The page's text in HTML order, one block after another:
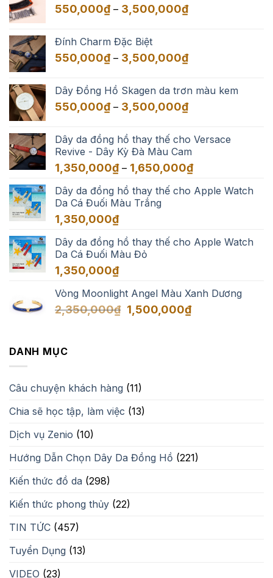
550,000₫ – 3,500,000₫Khoảng
đến
Đính Charm Đặc Biệt
550,000₫ – 3,500,000₫Khoảng
550,000₫
đến
Dây Đồng Hồ Skagen da trơn màu kem
550,000₫ – 3,500,000₫Khoảng
550,000₫
đến
3,500,000₫
Dây da đồng hồ thay thế cho Versace
Revive - Dây Kỳ Đà Màu Cam
1,350,000₫ – 1,650,000₫Khoảng
từ
Dây da đồng hồ thay thế cho Apple Watch
Da Cá Đuối Màu Trắng
1,350,000₫
Dây da đồng hồ thay thế cho Apple Watch
Da Cá Đuối Màu Đỏ
1,350,000₫
Vòng Moonlight Angel Màu Xanh Dương
2,350,000₫ Giá
1,500,000₫Giá
DANH MỤC
Câu chuyện khách hàng (11)
Chia sẽ học tập, làm việc (13)
Dịch vụ Zenio (10)
Hướng Dẫn Chọn Dây Da Đồng Hồ (221)
Kiến thức đồ da (298)
Kiến thức phong thủy (22)
TIN TỨC (457)
Tuyển Dụng (13)
VIDEO (23)